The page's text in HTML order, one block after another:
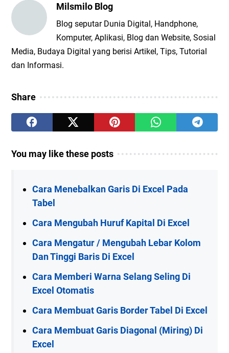
Milsmilo Blog
Blog seputar Dunia Digital, Handphone,
Komputer, Aplikasi, Blog dan Website, Sosial
Media, Budaya Digital yang berisi Artikel, Tips, Tutorial
dan Informasi.
Share
You may like these posts
Cara Menebalkan Garis Di Excel Pada
Tabel
Cara Mengubah Huruf Kapital Di Excel
Cara Mengatur / Mengubah Lebar Kolom
Dan Tinggi Baris Di Excel
Cara Memberi Warna Selang Seling Di
Excel Otomatis
Cara Membuat Garis Border Tabel Di Excel
Cara Membuat Garis Diagonal (Miring) Di
Excel